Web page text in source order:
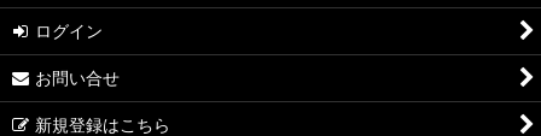
ログイン
お問い合せ
新規登録はこちら